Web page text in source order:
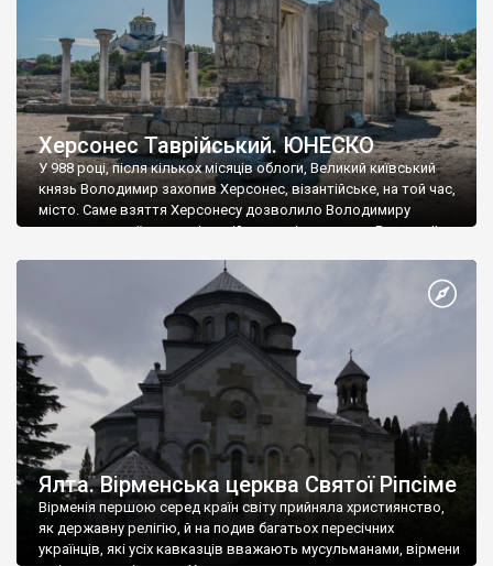
Херсонес Таврійський. ЮНЕСКО
У 988 році, після кількох місяців облоги, Великий київський
князь Володимир захопив Херсонес, візантійське, на той час,
місто. Саме взяття Херсонесу дозволило Володимиру
диктувати свої умови візантійському імператору Василю ІІ, та
Херсонесі Володимир-язичник, став Василем-християнином.
А потім було Хрещення Русі. На честь Херсонесу Таврійського
Ялта. Вірменська церква Святої Ріпсіме
Вірменія першою серед країн світу прийняла християнство,
як державну релігію, й на подив багатьох пересічних
українців, які усіх кавказців вважають мусульманами, вірмени